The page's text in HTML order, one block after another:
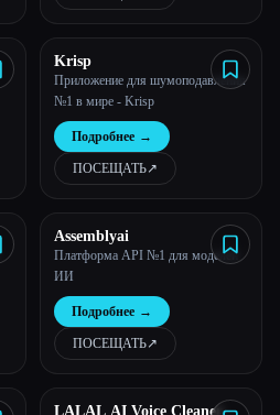
Krisp
Приложение для шумоподавления
№1 в мире - Krisp
Подробнее →
ПОСЕЩАТЬ↗︎
Assemblyai
Платформа API №1 для моделей
ИИ
Подробнее →
ПОСЕЩАТЬ↗︎
LALAL AI Voice Cleaner